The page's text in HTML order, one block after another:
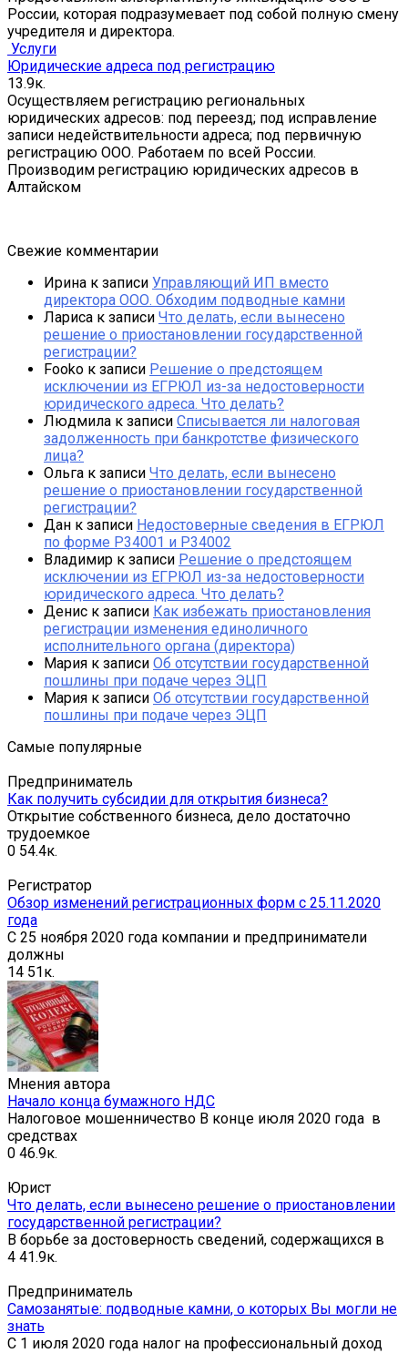
России, которая подразумевает под собой полную смену
учредителя и директора.
Услуги
Юридические адреса под регистрацию
13.9к.
Осуществляем регистрацию региональных
юридическиx адресов: под переезд; под исправление
записи недействительности адреса; под первичную
регистрацию ООО. Работаем по всей России.
Производим регистрацию юридических адресов в
Алтайском
Свежие комментарии
Ирина к записи Управляющий ИП вместо
директора ООО. Обходим подводные камни
Лариса к записи Что делать, если вынесено
решение о приостановлении государственной
регистрации?
Fooko к записи Решение о предстоящем
исключении из ЕГРЮЛ из-за недостоверности
юридического адреса. Что делать?
Людмила к записи Списывается ли налоговая
задолженность при банкротстве физического
лица?
Ольга к записи Что делать, если вынесено
решение о приостановлении государственной
регистрации?
Дан к записи Недостоверные сведения в ЕГРЮЛ
по форме Р34001 и Р34002
Владимир к записи Решение о предстоящем
исключении из ЕГРЮЛ из-за недостоверности
юридического адреса. Что делать?
Денис к записи Как избежать приостановления
регистрации изменения единоличного
исполнительного органа (директора)
Мария к записи Об отсутствии государственной
пошлины при подаче через ЭЦП
Мария к записи Об отсутствии государственной
пошлины при подаче через ЭЦП
Самые популярные
Предприниматель
Как получить субсидии для открытия бизнеса?
Открытие собственного бизнеса, дело достаточно
трудоемкое
0 54.4к.
Регистратор
Обзор изменений регистрационных форм с 25.11.2020
года
С 25 ноября 2020 года компании и предприниматели
должны
14 51к.
Мнения автора
Начало конца бумажного НДС
Налоговое мошенничество В конце июля 2020 года в
средствах
0 46.9к.
Юрист
Что делать, если вынесено решение о приостановлении
государственной регистрации?
В борьбе за достоверность сведений, содержащихся в
4 41.9к.
Предприниматель
Самозанятые: подводные камни, о которых Вы могли не
знать
С 1 июля 2020 года налог на профессиональный доход